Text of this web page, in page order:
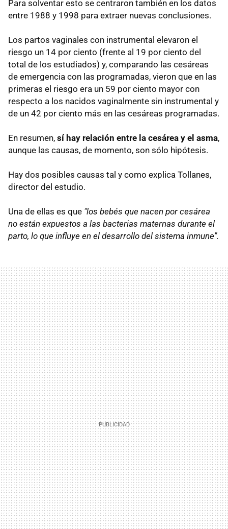
Para solventar esto se centraron también en los datos
entre 1988 y 1998 para extraer nuevas conclusiones.
Los partos vaginales con instrumental elevaron el
riesgo un 14 por ciento (frente al 19 por ciento del
total de los estudiados) y, comparando las cesáreas
de emergencia con las programadas, vieron que en las
primeras el riesgo era un 59 por ciento mayor con
respecto a los nacidos vaginalmente sin instrumental y
de un 42 por ciento más en las cesáreas programadas.
En resumen, sí hay relación entre la cesárea y el asma,
aunque las causas, de momento, son sólo hipótesis.
Hay dos posibles causas tal y como explica Tollanes,
director del estudio.
Una de ellas es que "los bebés que nacen por cesárea
no están expuestos a las bacterias maternas durante el
parto, lo que influye en el desarrollo del sistema inmune".